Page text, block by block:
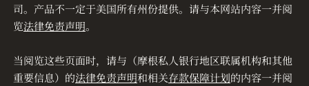
司。产品不一定于美国所有州份提供。请与本网站内容一并阅
览法律免责声明。
当阅览这些页面时，请与（摩根私人银行地区联属机构和其他
重要信息）的法律免责声明和相关存款保障计划的内容一并阅